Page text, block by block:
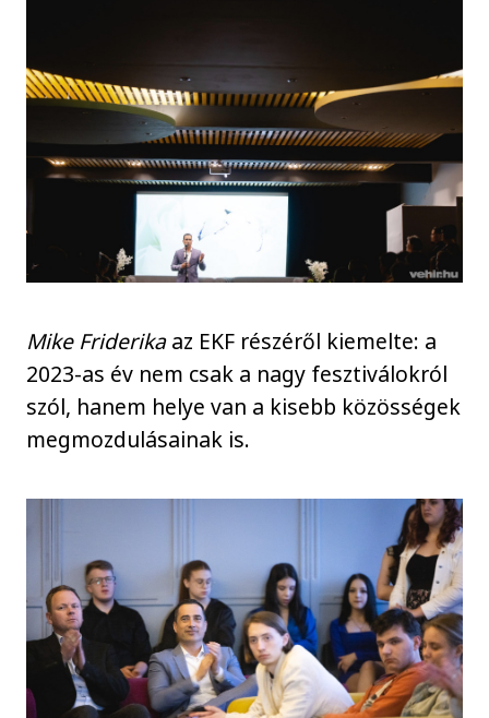
Mike Friderikaaz EKF részéről kiemelte: a
2023-as év nem csak a nagy fesztiválokról
szól, hanem helye van a kisebb közösségek
megmozdulásainak is.